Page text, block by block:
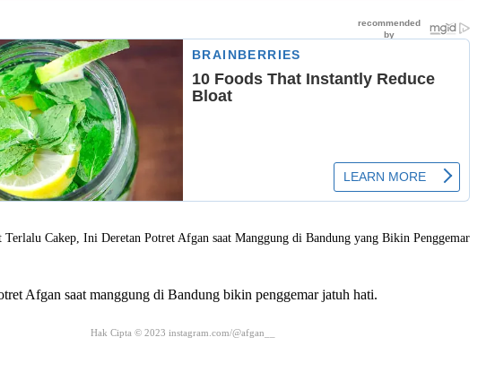
Afgan saat manggung di Bandung bikin penggemar jatuh hati.
Hak Cipta © 2023 instagram.com/@afgan__